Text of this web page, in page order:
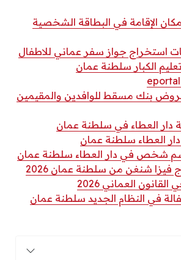
الإقامة في البطاقة الشخصية
استخراج جواز سفر عماني للاطفال
الكبار سلطنة عمان
بنك مسقط للوافدين والمقيمين
العطاء في سلطنة عمان
العطاء سلطنة عمان
شخص في دار العطاء سلطنة عمان
فيزا شنغن من سلطنة عمان 2026
العماني 2026
في النظام الجديد سلطنة عمان